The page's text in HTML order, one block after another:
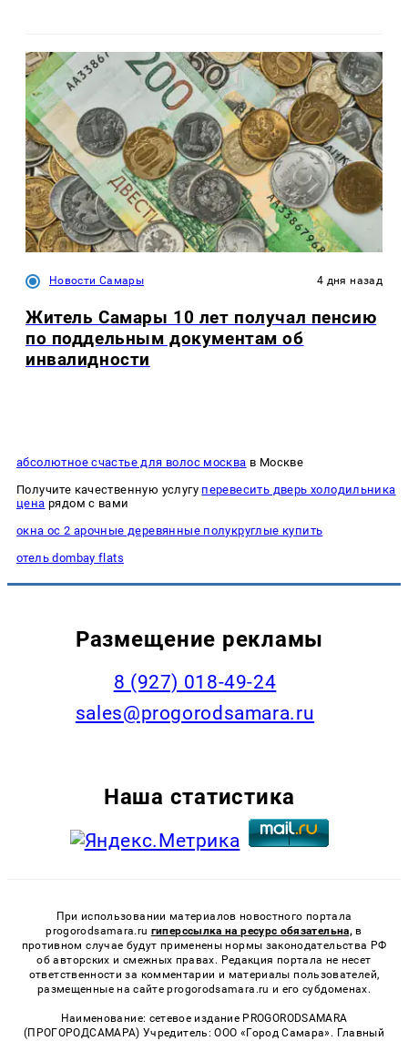
Новости Самары 4 дня назад
Житель Самары 10 лет получал пенсию
по поддельным документам об
инвалидности
абсолютное счастье для волос москва в Москве
Получите качественную услугу перевесить дверь холодильника
цена рядом с вами
окна ос 2 арочные деревянные полукруглые купить
отель dombay flats
Размещение рекламы
8 (927) 018-49-24
sales@progorodsamara.ru
Наша статистика
При использовании материалов новостного портала
progorodsamara.ru гиперссылка на ресурс обязательна, в
противном случае будут применены нормы законодательства РФ
об авторских и смежных правах. Редакция портала не несет
ответственности за комментарии и материалы пользователей,
размещенные на сайте progorodsamara.ru и его субдоменах.
Наименование: сетевое издание PROGORODSAMARA
(ПРОГОРОДСАМАРА) Учредитель: ООО «Город Самара». Главный